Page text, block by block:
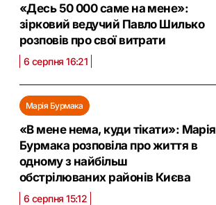
«Десь 50 000 саме на мене»:
зірковий ведучий Павло Шилько
розповів про свої витрати
6 серпня 16:21
Марія Бурмака
«В мене нема, куди тікати»: Марія
Бурмака розповіла про життя в
одному з найбільш
обстрілюваних районів Києва
6 серпня 15:12